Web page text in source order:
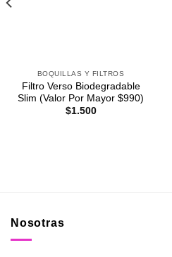
BOQUILLAS Y FILTROS
Filtro Verso Biodegradable
Slim (Valor Por Mayor $990)
$1.500
Nosotras